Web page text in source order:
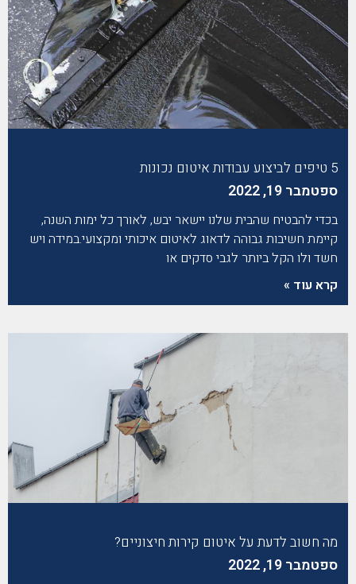
5 טיפים לביצוע עבודות איטום נכונות
ספטמבר 19, 2022
בכדי להבטיח שהבית שלנו יישאר יבש, לאורך כל ימות השנה,
קיימת חשיבות גבוהה לדאוג לאיטום איכותי ומקצועי.במידה ויש
חשד ולו הקל ביותר לגבי סדקים או
קרא עוד »
מה חשוב לדעת על איטום קירות חיצוניים?
ספטמבר 19, 2022